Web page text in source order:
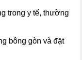
trong y tế, thường
bông gòn và đặt